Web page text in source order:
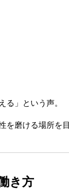
る」という声。
磨ける場所を
き方